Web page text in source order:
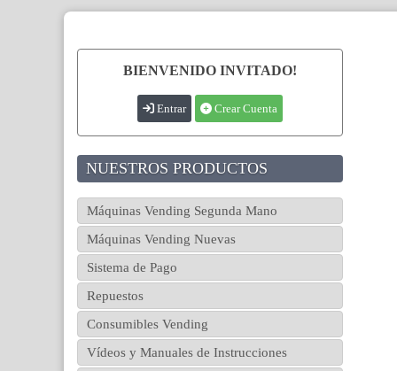
BIENVENIDO INVITADO!
Entrar Crear Cuenta
NUESTROS PRODUCTOS
Máquinas Vending Segunda Mano
Máquinas Vending Nuevas
Sistema de Pago
Repuestos
Consumibles Vending
Vídeos y Manuales de Instrucciones